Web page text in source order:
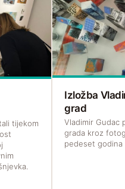
tijekom
Izložba
grad
Vladimir Gudac
grada kroz
pedeset godina